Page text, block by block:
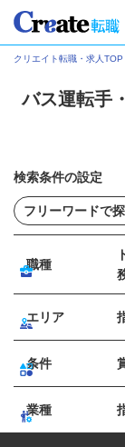
クリエイト転職・求人TOP
バス運転手
検索条件の設定
職種
エリア
条件
業種